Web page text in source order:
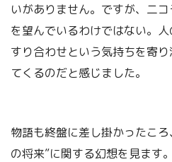
いがありません。ですが、二
を望んでいるわけではない。人
すり合わせという気持ちを寄
てくるのだと感じました。
物語も終盤に差し掛かったこ
の将来”に関する幻想を見ます。